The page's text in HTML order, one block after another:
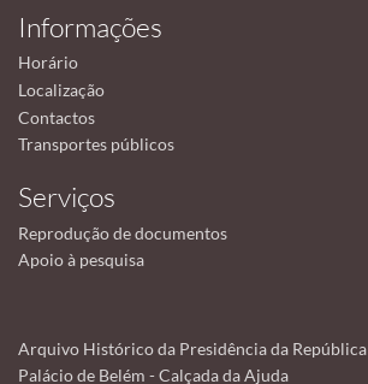
Informações
Horário
Localização
Contactos
Transportes públicos
Serviços
Reprodução de documentos
Apoio à pesquisa
Arquivo Histórico da Presidência da República
Palácio de Belém - Calçada da Ajuda